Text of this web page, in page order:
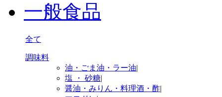
一般食品
全て
調味料
油・ごま油・ラー油|
塩 ・ 砂糖|
醤油・みりん・料理酒・酢|